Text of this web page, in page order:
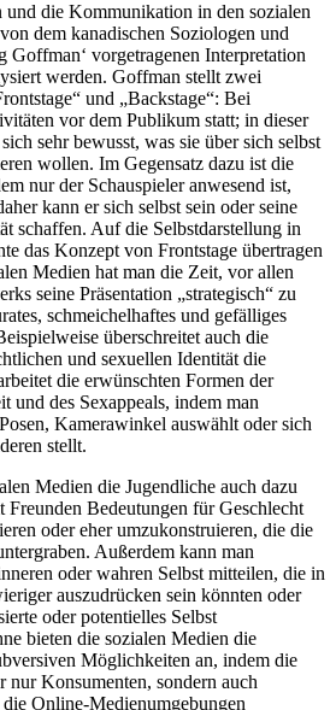
die Kommunikation in den sozialen
dem kanadischen Soziologen und
Goffman‘ vorgetragenen Interpretation
werden. Goffman stellt zwei
und „Backstage“: Bei
vor dem Publikum statt; in dieser
sehr bewusst, was sie über sich selbst
wollen. Im Gegensatz dazu ist die
nur der Schauspieler anwesend ist,
kann er sich selbst sein oder seine
schaffen. Auf die Selbstdarstellung in
das Konzept von Frontstage übertragen
Medien hat man die Zeit, vor allen
seine Präsentation „strategisch“ zu
schmeichelhaftes und gefälliges
überschreitet auch die
und sexuellen Identität die
die erwünschten Formen der
des Sexappeals, indem man
Kamerawinkel auswählt oder sich
stellt.
Medien die Jugendliche auch dazu
Freunden Bedeutungen für Geschlecht
oder eher umzukonstruieren, die die
Außerdem kann man
oder wahren Selbst mitteilen, die in
auszudrücken sein könnten oder
oder potentielles Selbst
bieten die sozialen Medien die
Möglichkeiten an, indem die
nur Konsumenten, sondern auch
Online-Medienumgebungen